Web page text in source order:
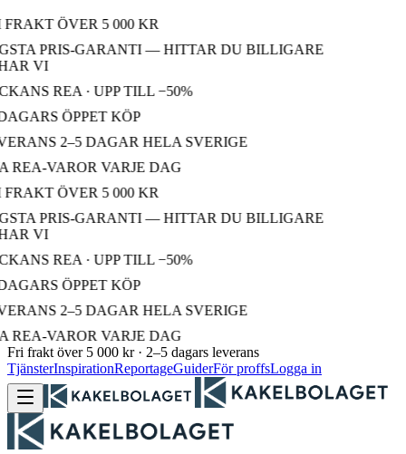
ÖVER 5 000 KR
PRIS-GARANTI — HITTAR DU BILLIGARE
VI
REA · UPP TILL −50%
ÖPPET KÖP
2–5 DAGAR HELA SVERIGE
REA-VAROR VARJE DAG
ÖVER 5 000 KR
PRIS-GARANTI — HITTAR DU BILLIGARE
VI
REA · UPP TILL −50%
ÖPPET KÖP
2–5 DAGAR HELA SVERIGE
REA-VAROR VARJE DAG
Fri frakt över 5 000 kr · 2–5 dagars leverans
TjänsterInspirationReportageGuiderFör proffsLogga in